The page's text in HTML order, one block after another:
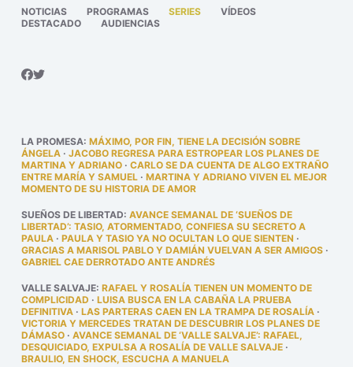
NOTICIAS PROGRAMAS SERIES
VÍDEOS
DESTACADO
AUDIENCIAS
LA PROMESA: MÁXIMO, POR FIN, TIENE LA DECISIÓN SOBRE
ÁNGELA· JACOBO REGRESA PARA ESTROPEAR LOS PLANES DE
MARTINA Y ADRIANO· CARLO SE DA CUENTA DE ALGO EXTRAÑO
ENTRE MARÍA Y SAMUEL· MARTINA Y ADRIANO VIVEN EL MEJOR
MOMENTO DE SU HISTORIA DE AMOR
SUEÑOS DE LIBERTAD: AVANCE SEMANAL DE ‘SUEÑOS DE
LIBERTAD’: TASIO, ATORMENTADO, CONFIESA SU SECRETO A
PAULA· PAULA Y TASIO YA NO OCULTAN LO QUE SIENTEN ·
GRACIAS A MARISOL PABLO Y DAMIÁN VUELVAN A SER AMIGOS·
GABRIEL CAE DERROTADO ANTE ANDRÉS
VALLE SALVAJE: RAFAEL Y ROSALÍA TIENEN UN MOMENTO DE
COMPLICIDAD · LUISA BUSCA EN LA CABAÑA LA PRUEBA
DEFINITIVA· LAS PARTERAS CAEN EN LA TRAMPA DE ROSALÍA·
VICTORIA Y MERCEDES TRATAN DE DESCUBRIR LOS PLANES DE
DÁMASO· AVANCE SEMANAL DE ‘VALLE SALVAJE’: RAFAEL,
DESQUICIADO, EXPULSA A ROSALÍA DE VALLE SALVAJE·
BRAULIO, EN SHOCK, ESCUCHA A MANUELA